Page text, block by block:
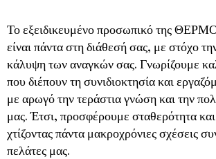
Το εξειδικευμένο προσωπικό της
είναι πάντα στη διάθεσή σας, με στόχο
κάλυψη των αναγκών σας. Γνωρίζουμε
που διέπουν τη συνιδιοκτησία και
με αρωγό την τεράστια γνώση και την
μας. Έτσι, προσφέρουμε σταθερότητα
χτίζοντας πάντα μακροχρόνιες σχέσεις
πελάτες μας.